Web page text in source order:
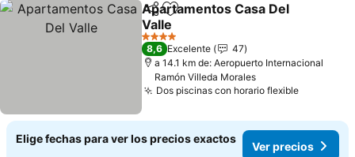
CompartirAgregar a favoritos
Apartamentos Casa Del
Valle
4 Estrellas
8,6 Excelente
47
a 14.1 km de: Aeropuerto Internacional
Ramón Villeda Morales
Dos piscinas con horario flexible
Elige fechas para ver los precios exactos
Ver precios